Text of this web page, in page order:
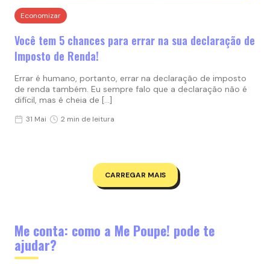
Economizar
Você tem 5 chances para errar na sua declaração de
Imposto de Renda!
Errar é humano, portanto, errar na declaração de imposto
de renda também. Eu sempre falo que a declaração não é
difícil, mas é cheia de […]
31 Mai 2 min de leitura
CARREGAR MAIS
Me conta: como a Me Poupe! pode te
ajudar?